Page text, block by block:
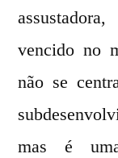
vencido no
não se
mas é